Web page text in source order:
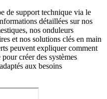
de support technique via le
détaillées sur nos
nos onduleurs
et nos solutions clés en main
peuvent expliquer comment
créer des systèmes
aux besoins